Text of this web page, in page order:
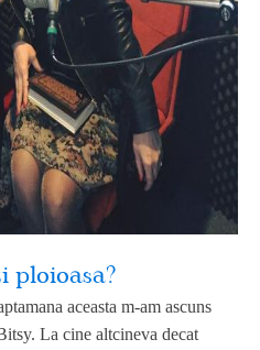
ploioasa?
aceasta m-am ascuns
La cine altcineva decat